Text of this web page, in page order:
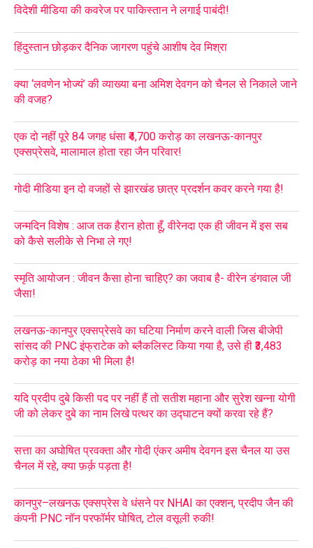
विदेशी मीडिया की कवरेज पर पाकिस्तान ने लगाई पाबंदी!
हिंदुस्तान छोड़कर दैनिक जागरण पहुंचे आशीष देव मिश्रा
क्या ‘लवणेन भोज्यं’ की व्याख्या बना अमिश देवगन को चैनल से निकाले जाने
की वजह?
एक दो नहीं पूरे 84 जगह धंसा ₹4,700 करोड़ का लखनऊ-कानपुर
एक्सप्रेसवे, मालामाल होता रहा जैन परिवार!
गोदी मीडिया इन दो वजहों से झारखंड छात्र प्रदर्शन कवर करने गया है!
जन्मदिन विशेष : आज तक हैरान होता हूँ, वीरेनदा एक ही जीवन में इस सब
को कैसे सलीके से निभा ले गए!
स्मृति आयोजन : जीवन कैसा होना चाहिए? का जवाब है- वीरेन डंगवाल जी
जैसा!
लखनऊ-कानपुर एक्सप्रेसवे का घटिया निर्माण करने वाली जिस बीजेपी
सांसद की PNC इंफ्राटेक को ब्लैकलिस्ट किया गया है, उसे ही ₹3,483
करोड़ का नया ठेका भी मिला है!
यदि प्रदीप दुबे किसी पद पर नहीं हैं तो सतीश महाना और सुरेश खन्ना योगी
जी को लेकर दुबे का नाम लिखे पत्थर का उद्घाटन क्यों करवा रहे हैं?
सत्ता का अघोषित प्रवक्ता और गोदी एंकर अमीष देवगन इस चैनल या उस
चैनल में रहे, क्या फ़र्क़ पड़ता है!
कानपुर–लखनऊ एक्सप्रेस वे धंसने पर NHAI का एक्शन, प्रदीप जैन की
कंपनी PNC नॉन परफॉर्मर घोषित, टोल वसूली रुकी!